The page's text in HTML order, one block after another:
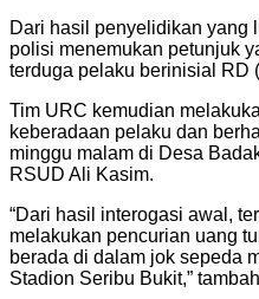
Dari hasil penyelidikan yang
polisi menemukan petunjuk
terduga pelaku berinisial RD
Tim URC kemudian
keberadaan pelaku dan
minggu malam di Desa
RSUD Ali Kasim.
“Dari hasil interogasi awal,
melakukan pencurian uang
berada di dalam jok sepeda
Stadion Seribu Bukit,”